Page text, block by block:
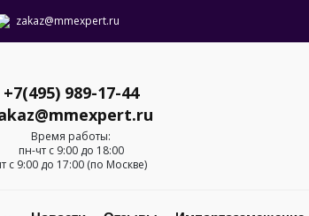
zakaz@mmexpert.ru
+7(495) 989-17-44
Время работы:
пн-чт с 9:00 до 18:00
с 9:00 до 17:00 (по Москве)